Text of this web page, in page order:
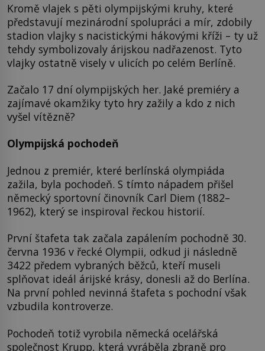
Kromě vlajek s pěti olympijskými kruhy, které
představují mezinárodní spolupráci a mír, zdobily
stadion vlajky s nacistickými hákovými kříži – ty už
tehdy symbolizovaly árijskou nadřazenost. Tyto
vlajky ostatně visely v ulicích po celém Berlíně.
Začalo 17 dní olympijských her. Jaké premiéry a
zajímavé okamžiky tyto hry zažily a kdo z nich
vyšel vítězně?
Olympijská pochodeň
Jednou z premiér, které berlínská olympiáda
zažila, byla pochodeň. S tímto nápadem přišel
německý sportovní činovník Carl Diem (1882–
1962), který se inspiroval řeckou historií.
První štafeta tak začala zapálením pochodně 30.
června 1936 v řecké Olympii, odkud ji následně
3422 předem vybraných běžců, kteří museli
splňovat ideál árijské krásy, donesli až do Berlína.
Na první pohled nevinná štafeta s pochodní však
vzbudila kontroverze.
Pochodeň totiž vyrobila německá ocelářská
společnost Krupp, která vyráběla zbraně pro